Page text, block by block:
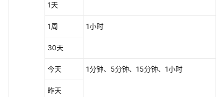
1天
1周 1小时
30天
今天 1分钟、5分钟、15分钟、1小时
昨天